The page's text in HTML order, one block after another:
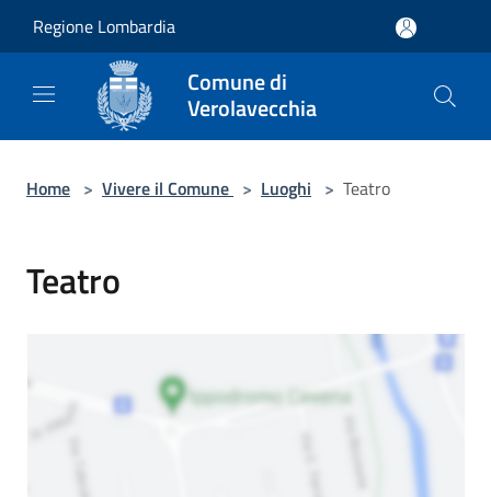
Regione Lombardia
Comune di
Verolavecchia
Home > Vivere il Comune > Luoghi > Teatro
Teatro